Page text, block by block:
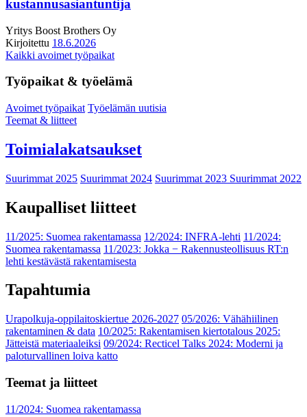
kustannusasiantuntija
Yritys Boost Brothers Oy
Kirjoitettu 18.6.2026
Kaikki avoimet työpaikat
Työpaikat & työelämä
Avoimet työpaikat Työelämän uutisia
Teemat & liitteet
Toimialakatsaukset
Suurimmat 2025 Suurimmat 2024 Suurimmat 2023 Suurimmat 2022
Kaupalliset liitteet
11/2025: Suomea rakentamassa 12/2024: INFRA-lehti 11/2024:
Suomea rakentamassa 11/2023: Jokka − Rakennusteollisuus RT:n
lehti kestävästä rakentamisesta
Tapahtumia
Urapolkuja-oppilaitoskiertue 2026-2027 05/2026: Vähähiilinen
rakentaminen & data 10/2025: Rakentamisen kiertotalous 2025:
Jätteistä materiaaleiksi 09/2024: Recticel Talks 2024: Moderni ja
paloturvallinen loiva katto
Teemat ja liitteet
11/2024: Suomea rakentamassa